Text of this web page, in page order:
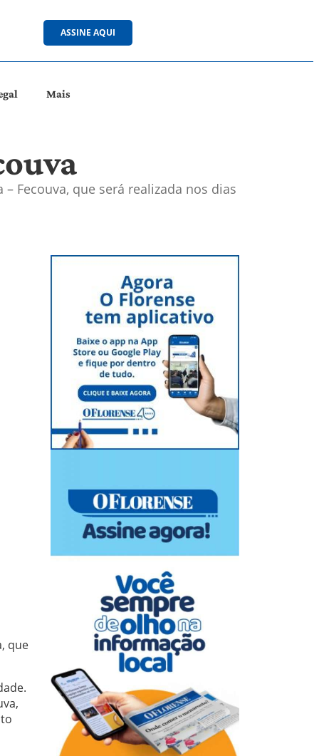
ASSINE AQUI
Mais
Fecouva, que será realizada nos dias
que